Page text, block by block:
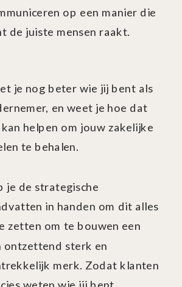
je nog beter wie jij bent als
en weet je hoe dat
helpen om jouw zakelijke
te behalen.
op een manier die
de juiste mensen raakt.
je de strategische
in handen om dit alles
zetten om te bouwen een
ontzettend sterk en
merk. Zodat klanten